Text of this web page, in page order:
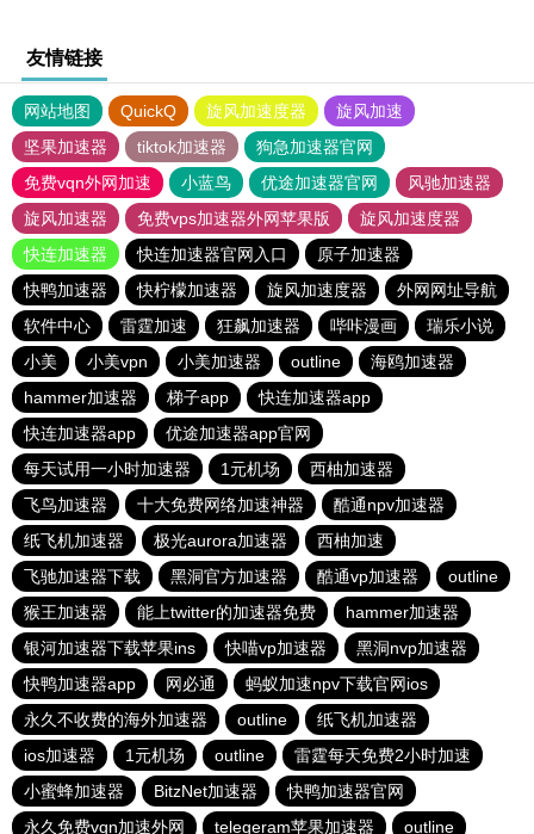
友情链接
网站地图 QuickQ 旋风加速度器
旋风加速
坚果加速器
tiktok加速器
狗急加速器官网
免费vqn外网加速
小蓝鸟 优途加速器官网
风驰加速器
旋风加速器
免费vps加速器外网苹果版
旋风加速度器
快连加速器
快连加速器官网入口
原子加速器
快鸭加速器
快柠檬加速器 旋风加速度器
外网网址导航
软件中心
雷霆加速 狂飙加速器 哔咔漫画
瑞乐小说
小美
小美vpn 小美加速器 outline
海鸥加速器
hammer加速器
梯子app
快连加速器app
快连加速器app
优途加速器app官网
每天试用一小时加速器
1元机场
西柚加速器
飞鸟加速器
十大免费网络加速神器
酷通npv加速器
纸飞机加速器
极光aurora加速器
西柚加速
飞驰加速器下载
黑洞官方加速器 酷通vp加速器
outline
猴王加速器
能上twitter的加速器免费
hammer加速器
银河加速器下载苹果ins
快喵vp加速器
黑洞nvp加速器
快鸭加速器app
网必通
蚂蚁加速npv下载官网ios
永久不收费的海外加速器
outline
纸飞机加速器
ios加速器
1元机场 outline
雷霆每天免费2小时加速
小蜜蜂加速器
BitzNet加速器
快鸭加速器官网
永久免费vqn加速外网
telegeram苹果加速器 outline